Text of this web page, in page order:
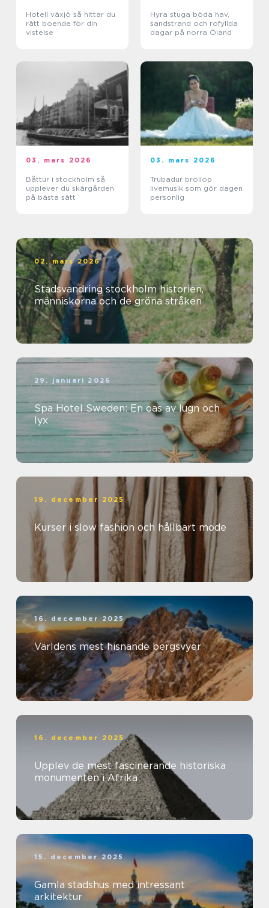
Hotell växjö så hittar du
rätt boende för din
vistelse
Hyra stuga böda hav,
sandstrand och rofyllda
dagar på norra Öland
03. mars 2026
Båttur i stockholm så
upplever du skärgården
på bästa sätt
03. mars 2026
Trubadur bröllop
livemusik som gör dagen
personlig
02. mars 2026
Stadsvandring stockholm historien,
människorna och de gröna stråken
29. januari 2026
Spa Hotel Sweden: En oas av lugn och
lyx
19. december 2025
Kurser i slow fashion och hållbart mode
16. december 2025
Världens mest hisnande bergsvyer
16. december 2025
Upplev de mest fascinerande historiska
monumenten i Afrika
15. december 2025
Gamla stadshus med intressant
arkitektur